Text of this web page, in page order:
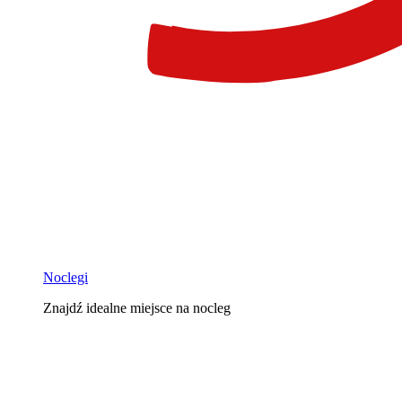
Noclegi
Znajdź idealne miejsce na nocleg